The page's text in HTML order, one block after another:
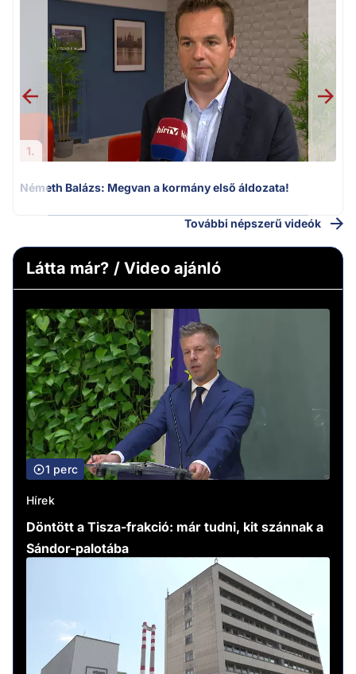
1.
Németh Balázs: Megvan a kormány első áldozata!
További népszerű videók
Látta már? / Video ajánló
1 perc
Hírek
Döntött a Tisza-frakció: már tudni, kit szánnak a
Sándor-palotába